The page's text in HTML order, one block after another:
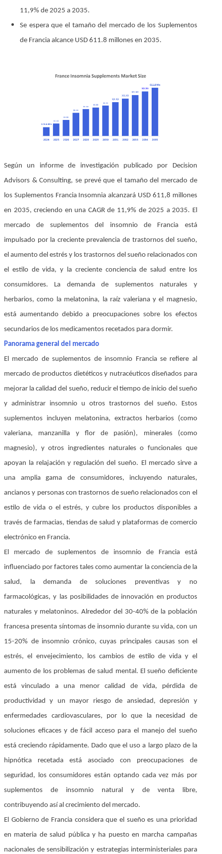
11,9% de 2025 a 2035.
Se espera que el tamaño del mercado de los Suplementos
de Francia alcance USD 611.8 millones en 2035.
Según un informe de investigación publicado por Decision
Advisors & Consulting, se prevé que el tamaño del mercado de
los Suplementos Francia Insomnia alcanzará USD 611,8 millones
en 2035, creciendo en una CAGR de 11,9% de 2025 a 2035. El
mercado de suplementos del insomnio de Francia está
impulsado por la creciente prevalencia de trastornos del sueño,
el aumento del estrés y los trastornos del sueño relacionados con
el estilo de vida, y la creciente conciencia de salud entre los
consumidores. La demanda de suplementos naturales y
herbarios, como la melatonina, la raíz valeriana y el magnesio,
está aumentando debido a preocupaciones sobre los efectos
secundarios de los medicamentos recetados para dormir.
Panorama general del mercado
El mercado de suplementos de insomnio Francia se refiere al
mercado de productos dietéticos y nutracéuticos diseñados para
mejorar la calidad del sueño, reducir el tiempo de inicio del sueño
y administrar insomnio u otros trastornos del sueño. Estos
suplementos incluyen melatonina, extractos herbarios (como
valeriana, manzanilla y flor de pasión), minerales (como
magnesio), y otros ingredientes naturales o funcionales que
apoyan la relajación y regulación del sueño. El mercado sirve a
una amplia gama de consumidores, incluyendo naturales,
ancianos y personas con trastornos de sueño relacionados con el
estilo de vida o el estrés, y cubre los productos disponibles a
través de farmacias, tiendas de salud y plataformas de comercio
electrónico en Francia.
El mercado de suplementos de insomnio de Francia está
influenciado por factores tales como aumentar la conciencia de la
salud, la demanda de soluciones preventivas y no
farmacológicas, y las posibilidades de innovación en productos
naturales y melatoninos. Alrededor del 30-40% de la población
francesa presenta síntomas de insomnio durante su vida, con un
15-20% de insomnio crónico, cuyas principales causas son el
estrés, el envejecimiento, los cambios de estilo de vida y el
aumento de los problemas de salud mental. El sueño deficiente
está vinculado a una menor calidad de vida, pérdida de
productividad y un mayor riesgo de ansiedad, depresión y
enfermedades cardiovasculares, por lo que la necesidad de
soluciones eficaces y de fácil acceso para el manejo del sueño
está creciendo rápidamente. Dado que el uso a largo plazo de la
hipnótica recetada está asociado con preocupaciones de
seguridad, los consumidores están optando cada vez más por
suplementos de insomnio natural y de venta libre,
contribuyendo así al crecimiento del mercado.
El Gobierno de Francia considera que el sueño es una prioridad
en materia de salud pública y ha puesto en marcha campañas
nacionales de sensibilización y estrategias interministeriales para